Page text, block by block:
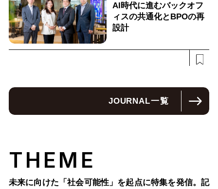
AI時代に進むバックオフ
ィスの共通化とBPOの再
設計
JOURNAL一覧
THEME
未来に向けた「社会可能性」を起点に特集を発信。記